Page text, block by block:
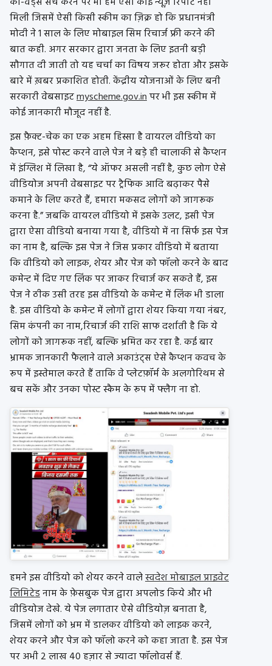
मिली जिसमें ऐसी किसी स्कीम का ज़िक्र हो किप्रधानमंत्री
मोदी ने 1 साल के लिए मोबाइलसिमरिचार्जफ्रीकरने की
बात कही. अगर सरकार द्वारा जनता के लिए इतनी बड़ी
सौगात दी जाती तो यह चर्चा का विषय जरूर होता और इसके
बारे में ख़बर प्रकाशित होती.केंद्रीय योजनाओं के लिए बनी
सरकारी वेबसाइटmyscheme.gov.inपर भी इस स्कीम में
कोई जानकारी मौजूद नहीं है.
इस फ़ैक्ट-चेक का एक अहम हिस्सा है वायरल वीडियो का
कैप्शन, इसे पोस्ट करने वाले पेज ने बड़े ही चालाकी से कैप्शन
में इंग्लिश में लिखा है, “ये ऑफर असली नहीं है, कुछ लोग ऐसे
वीडियोज अपनी वेबसाइट पर ट्रैफिक आदि बढ़ाकर पैसे
कमाने के लिए करते हैं, हमारा मकसद लोगों को जागरूक
करना है.” जबकि वायरल वीडियो में इसके उलट, इसी पेज
द्वारा ऐसा वीडियो बनाया गया है, वीडियो में ना सिर्फ इस पेज
का नाम है, बल्कि इस पेज ने जिस प्रकार वीडियो में बताया
कि वीडियो को लाइक, शेयर और पेज को फॉलो करने के बाद
कमेन्ट में दिए गए लिंक पर जाकर रिचार्ज कर सकते हैं, इस
पेज ने ठीक उसी तरह इस वीडियो के कमेन्ट में लिंक भी डाला
है. इस वीडियो के कमेन्ट में लोगों द्वारा शेयर किया गया नंबर,
सिम कंपनी का नाम,रिचार्ज की राशि साफ दर्शाती है कि ये
लोगों को जागरूक नहीं, बल्कि भ्रमित कर रहा है. कई बार
भ्रामक जानकारी फैलाने वाले अकाउंट्स ऐसे कैप्शन कवच के
रूप में इस्तेमाल करते हैं ताकि वे प्लेटफ़ॉर्म के अलगोरिथम से
बच सकें और उनका पोस्ट स्कैम के रूप में फ्लैग ना हो.
हमने इसवीडियोको शेयर करने वालेस्वदेश मोबाइल प्राइवेट
लिमिटेडनाम केफ़ेसबुकपेज द्वाराअपलोडकियेऔर भी
वीडियोजदेखे.ये पेज लगातार ऐसेवीडियोज़बनाता है,
जिसमें लोगों को भ्रम में डालकरवीडियोकोलाइककरने,
शेयर करने और पेज कोफॉलोकरने को कहा जाता है. इस पेज
पर अभी 2 लाख 40 हज़ार से ज्यादाफॉलोवर्सहैं.